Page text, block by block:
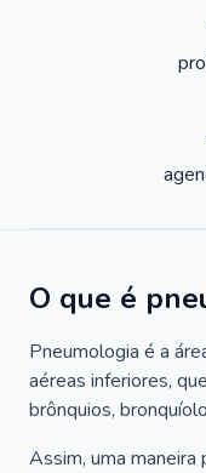
O que é
Pneumologia é a
aéreas inferiores,
brônquios,
Assim, uma